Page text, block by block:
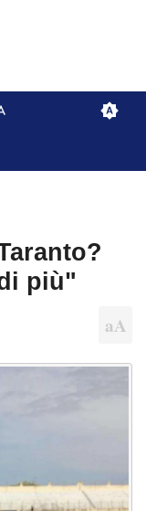
più"